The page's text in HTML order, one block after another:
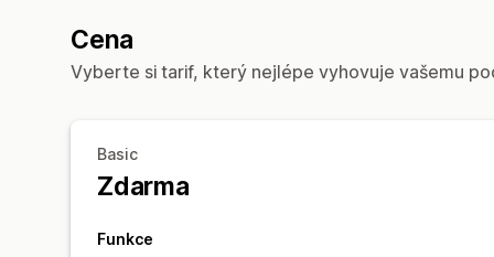
Cena
Vyberte si tarif, který nejlépe vyhovuje vašemu
Basic
Zdarma
Funkce